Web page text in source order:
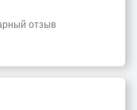
отзыв